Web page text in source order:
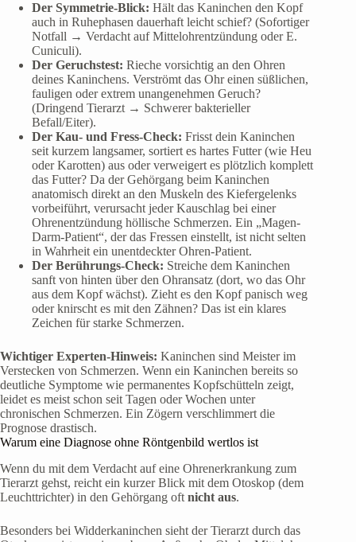
Der Symmetrie-Blick: Hält das Kaninchen den Kopf
auch in Ruhephasen dauerhaft leicht schief? (Sofortiger
Notfall → Verdacht auf Mittelohrentzündung oder E.
Cuniculi).
Der Geruchstest: Rieche vorsichtig an den Ohren
deines Kaninchens. Verströmt das Ohr einen süßlichen,
fauligen oder extrem unangenehmen Geruch?
(Dringend Tierarzt → Schwerer bakterieller
Befall/Eiter).
Der Kau- und Fress-Check: Frisst dein Kaninchen
seit kurzem langsamer, sortiert es hartes Futter (wie Heu
oder Karotten) aus oder verweigert es plötzlich komplett
das Futter? Da der Gehörgang beim Kaninchen
anatomisch direkt an den Muskeln des Kiefergelenks
vorbeiführt, verursacht jeder Kauschlag bei einer
Ohrenentzündung höllische Schmerzen. Ein „Magen-
Darm-Patient“, der das Fressen einstellt, ist nicht selten
in Wahrheit ein unentdeckter Ohren-Patient.
Der Berührungs-Check: Streiche dem Kaninchen
sanft von hinten über den Ohransatz (dort, wo das Ohr
aus dem Kopf wächst). Zieht es den Kopf panisch weg
oder knirscht es mit den Zähnen? Das ist ein klares
Zeichen für starke Schmerzen.
Wichtiger Experten-Hinweis: Kaninchen sind Meister im
Verstecken von Schmerzen. Wenn ein Kaninchen bereits so
deutliche Symptome wie permanentes Kopfschütteln zeigt,
leidet es meist schon seit Tagen oder Wochen unter
chronischen Schmerzen. Ein Zögern verschlimmert die
Prognose drastisch.
Warum eine Diagnose ohne Röntgenbild wertlos ist
Wenn du mit dem Verdacht auf eine Ohrenerkrankung zum
Tierarzt gehst, reicht ein kurzer Blick mit dem Otoskop (dem
Leuchttrichter) in den Gehörgang oft nicht aus.
Besonders bei Widderkaninchen sieht der Tierarzt durch das